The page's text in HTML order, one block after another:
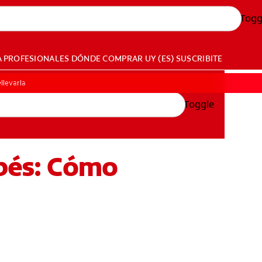
PROFESIONALES DÓNDE COMPRAR UY (ES) SUSCRIBITE
Toggle
Cómo